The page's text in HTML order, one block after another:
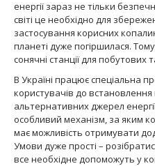
енергії зараз не тільки
світі це необхідно для
застосування корисних
планеті дуже погіршилася.
сонячні станції для
В Україні працює спеціальна
користувачів до
альтернативних джерел
особливий механізм, за яким
має можливість отримувати
Умови дуже прості –
все необхідне допоможуть у